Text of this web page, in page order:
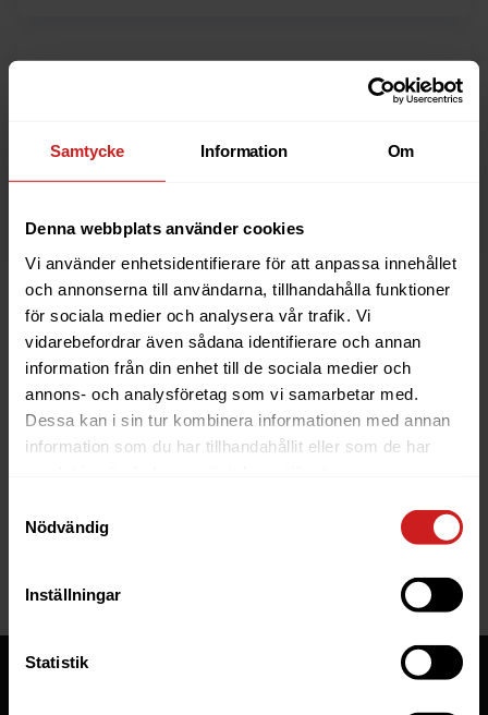
Samtycke Information Om
Denna webbplats använder cookies
Vi använder enhetsidentifierare för att anpassa innehållet
och annonserna till användarna, tillhandahålla funktioner
för sociala medier och analysera vår trafik. Vi
vidarebefordrar även sådana identifierare och annan
information från din enhet till de sociala medier och
annons- och analysföretag som vi samarbetar med.
Dessa kan i sin tur kombinera informationen med annan
information som du har tillhandahållit eller som de har
Nödvändig
Inställningar
Statistik
Är du ägare till hemsidan eller domännamnet så har
anledningarna till varför en hemsida är spärrad.
Läs mer
The website you were trying to
reach has been suspended
If you are the owner of this website or domain please
read
website to be suspended.